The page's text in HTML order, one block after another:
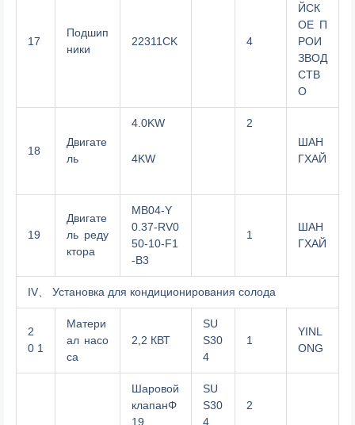
17
Подшип
ники
22311CK 4
ЙСК
ОЕ П
РОИ
ЗВОД
СТВ
О
18
Двигате
ль
4.0KW
4KW
2
ШАН
ГХАЙ
19
Двигате
ль реду
ктора
MB04-Y
0.37-RV0
50-10-F1
-B3
1
ШАН
ГХАЙ
IV、 Установка для кондиционирования солода
2
0 1
Матери
ал насо
са
2,2 КВТ
SU
S30
4
1
YINL
ONG
Шаровой
клапанΦ
19
SU
S30
4
2